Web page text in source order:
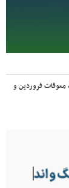
معوقات فروردین و